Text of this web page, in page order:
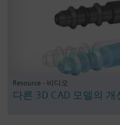
Resource - 비디오
다른 3D CAD 모델의